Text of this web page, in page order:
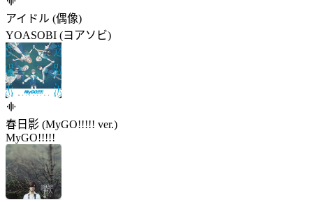
アイドル (偶像)
YOASOBI (ヨアソビ)
春日影 (MyGO!!!!! ver.)
MyGO!!!!!